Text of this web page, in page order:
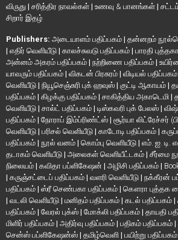
விருது | சரித்திர நாவல்கள் | உணவு & பானங்கள் |
சிறார் இதழ்
Publishers: அடையாளம் பதிப்பகம் | தன்னறம்
| எதிர் வெளியீடு | காலச்சுவடு பதிப்பகம் | பாரதி
அன்னம் அகரம் பதிப்பகம் | நற்றிணை பதிப்பகம் |
யாவரும் பதிப்பகம் | விகடன் பிரசுரம் | விடியல் பதிப்பகம்
வெளியீடு | நியூசெஞ்சுரி புக் ஹவுஸ் | குட்டி ஆகாயம் |
பதிப்பகம் | கிழக்கு பதிப்பகம் | சாகித்திய அகாடெமி |
வெளியீடு | சால்ட் பதிப்பகம் | டிஸ்கவரி புக் பேலஸ் |
பதிப்பகம் | நோராப் இம்ப்ரிண்ட்ஸ் | சூர்யா லிட்ரேச்சர்
வெளியீடு | பரிசல் வெளியீடு | காடோடி பதிப்பகம் |
பதிப்பகம் | நூல் வனம் | கொம்பு வெளியீடு | எம். ஐ. டி.
தடாகம் வெளியீடு | அலைகள் வெளியீட்டகம் | சீர்மை
நிலையம் | கவிதா பப்ளிகேஷன் | அழிசி பதிப்பகம் |
| கருஞ்சட்டைப் பதிப்பகம் | வளரி வெளியீடு | நக்கீரன்
பதிப்பகம் | ஸ்ரீ செண்பகா பதிப்பகம் | கௌரா புத்தக
| வடலி வெளியீடு | மனிதம் பதிப்பகம் | கடல் பதிப்பகம் |
பதிப்பகம் | வேரல் புக்ஸ் | மோக்லி பதிப்பகம் | தாயதி
மிளிர் பதிப்பகம் | அதிர்வு பதிப்பகம் | பதிகம் பதிப்பகம் |
சென்ஸ் பப்ளிகேஷன்ஸ் | தமிழ்வெளி | பயிற்று பதிப்பகம்